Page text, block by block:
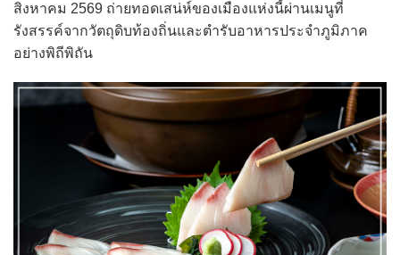
สิงหาคม 2569 ถ่ายทอดเสน่ห์ของเมืองแห่งนี้ผ่านเมนูที่
รังสรรค์จากวัตถุดิบท้องถิ่นและตำรับอาหารประจำภูมิภาค
อย่างพิถีพิถัน